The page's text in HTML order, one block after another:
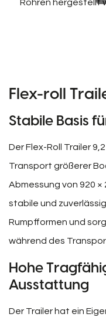
Rohren hergestellt
Flex-roll
Stabile Basis
Der Flex-Roll Trailer
Transport größerer
Abmessung von 920
stabile und
Rumpfformen und
während des
Hohe
Ausstattung
Der Trailer hat ein